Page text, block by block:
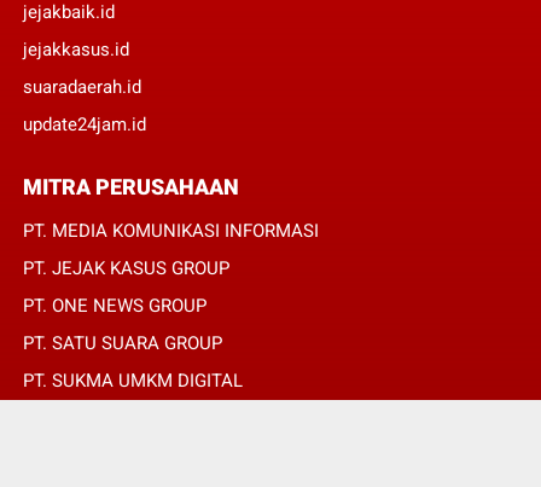
jejakbaik.id
jejakkasus.id
suaradaerah.id
update24jam.id
MITRA PERUSAHAAN
PT. MEDIA KOMUNIKASI INFORMASI
PT. JEJAK KASUS GROUP
PT. ONE NEWS GROUP
PT. SATU SUARA GROUP
PT. SUKMA UMKM DIGITAL